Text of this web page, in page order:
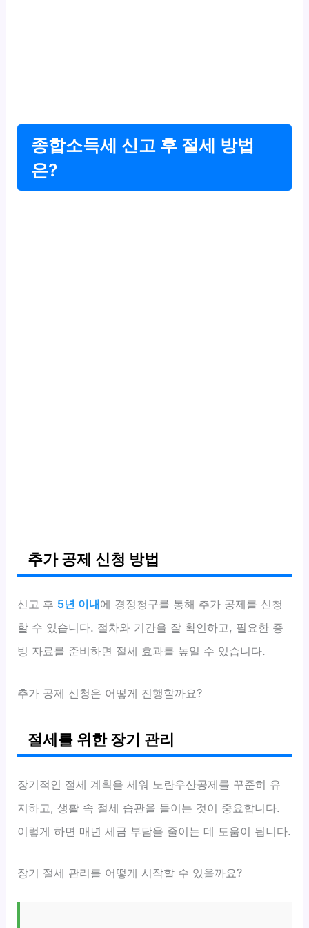
종합소득세 신고 후 절세 방법
은?
추가 공제 신청 방법
신고 후 5년 이내에 경정청구를 통해 추가 공제를 신청
할 수 있습니다. 절차와 기간을 잘 확인하고, 필요한 증
빙 자료를 준비하면 절세 효과를 높일 수 있습니다.
추가 공제 신청은 어떻게 진행할까요?
절세를 위한 장기 관리
장기적인 절세 계획을 세워 노란우산공제를 꾸준히 유
지하고, 생활 속 절세 습관을 들이는 것이 중요합니다.
이렇게 하면 매년 세금 부담을 줄이는 데 도움이 됩니다.
장기 절세 관리를 어떻게 시작할 수 있을까요?